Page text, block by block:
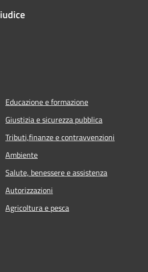
Educazione e formazione
Giustizia e sicurezza pubblica
Tributi,finanze e contravvenzioni
Ambiente
Salute, benessere e assistenza
Autorizzazioni
Agricoltura e pesca